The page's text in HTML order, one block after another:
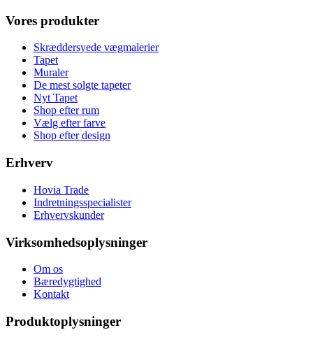
Vores produkter
Skræddersyede vægmalerier
Tapet
Muraler
De mest solgte tapeter
Nyt Tapet
Shop efter rum
Vælg efter farve
Shop efter design
Erhverv
Hovia Trade
Indretningsspecialister
Erhvervskunder
Virksomhedsoplysninger
Om os
Bæredygtighed
Kontakt
Produktoplysninger